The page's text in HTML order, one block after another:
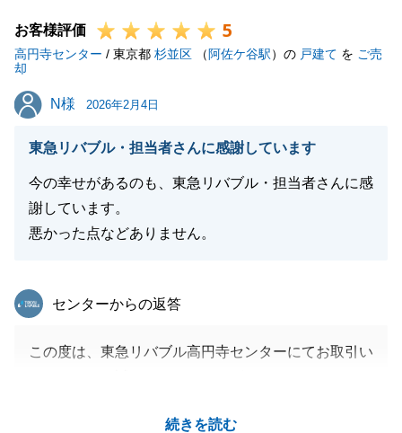
お客様評価 5
高円寺センター / 東京都 杉並区 （ 阿佐ケ谷駅）の 戸建て を ご売
却
N様
N様 2026年2月4日
東急リバブル・担当者さんに感謝しています
今の幸せがあるのも、東急リバブル・担当者さんに感
謝しています。
悪かった点などありません。
続きを読む
東急リバブル
センターからの返答
この度は、東急リバブル高円寺センターにてお取引い